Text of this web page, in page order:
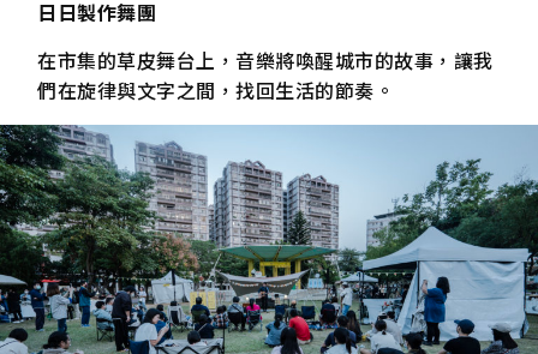
日日製作舞團
在市集的草皮舞台上，音樂將喚醒城市的故事，讓我
們在旋律與文字之間，找回生活的節奏。